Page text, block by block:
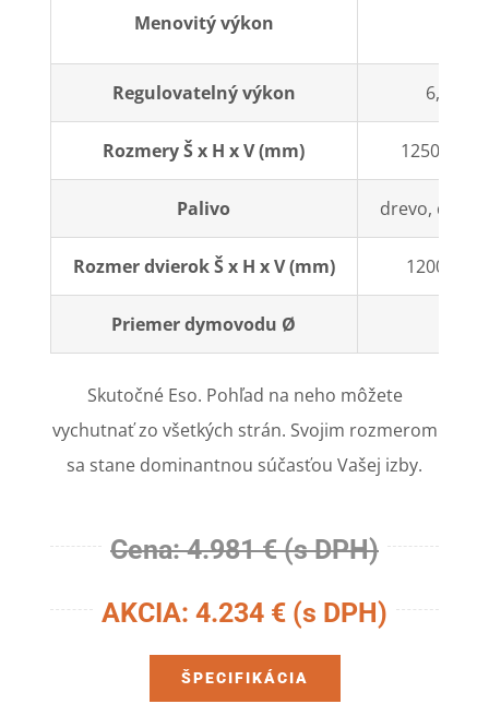
Menovitý výkon
Regulovatelný výkon 6,0-
Rozmery Š x H x V (mm) 1250 x
Palivo drevo,
Rozmer dvierok Š x H x V (mm) 1200 x
Priemer dymovodu Ø
Skutočné Eso. Pohľad na neho môžete
vychutnať zo všetkých strán. Svojim rozmerom
sa stane dominantnou súčasťou Vašej izby.
Cena: 4.981 € (s DPH)
AKCIA: 4.234 € (s DPH)
ŠPECIFIKÁCIA